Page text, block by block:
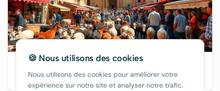
80€/nuit
🍪 Nous utilisons des cookies
Nous utilisons des cookies pour améliorer votre
expérience sur notre site et analyser notre trafic.